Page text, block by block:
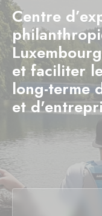
Centre
et faciliter
long-terme
et